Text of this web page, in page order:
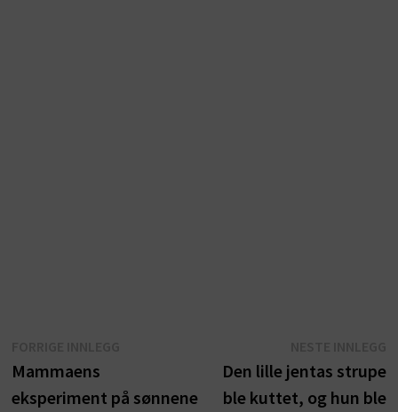
Mammaens
eksperiment på sønnene
Den lille jentas strupe
ble kuttet, og hun ble